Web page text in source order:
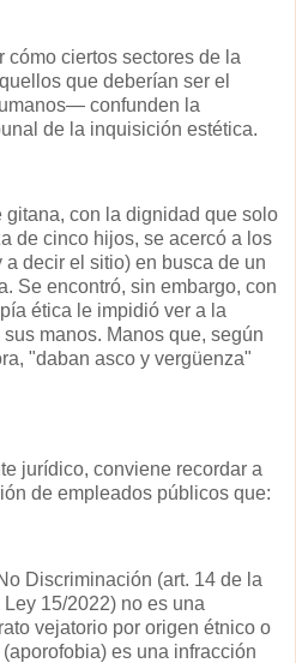
cómo ciertos sectores de la
que deberían ser el
confunden la
de la inquisición estética.
gitana, con la dignidad que solo
de cinco hijos, se acercó a los
decir el sitio) en busca de un
Se encontró, sin embargo, con
ética le impidió ver a la
manos. Manos que, según
"daban asco y vergüenza"
jurídico, conviene recordar a
de empleados públicos que:
Discriminación (art. 14 de la
15/2022) no es una
vejatorio por origen étnico o
es una infracción